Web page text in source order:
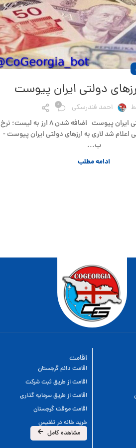
دولتی ایران پیوست
احمد فندرسکی 0
لاری به ارزهای دولتی ایران پیوست اضافه شدن ۸ ارز به لیست؛ نرخ
اعلام شد لاری به ارزهای دولتی ایران پیوست -
ب...
ادامه مطلب
اقامت
اقامت دائم گرجستان
اقامت از طریق ثبت شرکت
اقامت از طریق سرمایه گذاری
اقامت موقت گرجستان
خرید خانه در تفلیس
مشاهده کامل